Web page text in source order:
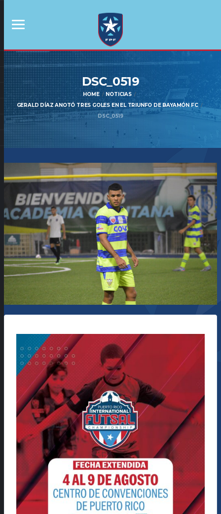
DSC_0519
HOME
NOTICIAS
GERALD DÍAZ ANOTÓ TRES GOLES EN EL TRIUNFO DE BAYAMÓN FC
DSC_0519